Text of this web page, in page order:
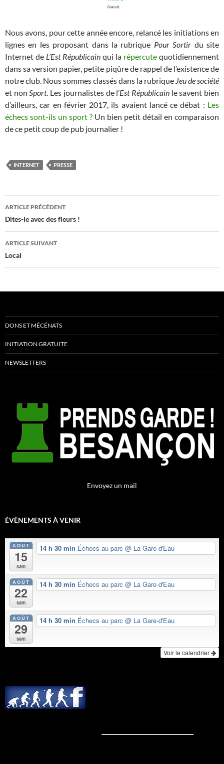
Nous avons, pour cette année encore, relancé les initiations en
lignes en les proposant dans la rubrique Pour Sortir du site
Internet de L’Est Républicain qui la répercute quotidiennement
dans sa version papier, petite piqûre de rappel de l’existence de
notre club. Nous sommes classés dans la rubrique Jeu de société
et non Sport. Les journalistes de l’Est Républicainle savent bien
d’ailleurs, car en février 2017, ils avaient lancé ce débat : Les
échecs sont-ils un sport ? Un bien petit détail en comparaison
de ce petit coup de pub journalier !
INTERNET PRESSE
Navigation
des
articles
ARTICLE PRÉCÉDENT
Dites-le avec des fleurs !
ARTICLE SUIVANT
Local
DONS ET MÉCÉNATS
INITIATION GRATUITE
NEWSLETTERS
Envoyez un mail
ÉVÈNEMENTS À VENIR
AOÛT
15
sam
14 h 30 min Échecs au parc @ La Gare-d'Eau
AOÛT
22
sam
14 h 30 min Échecs au parc @ La Gare-d'Eau
AOÛT
29
sam
14 h 30 min Échecs au parc @ La Gare-d'Eau
Voir le calendrier